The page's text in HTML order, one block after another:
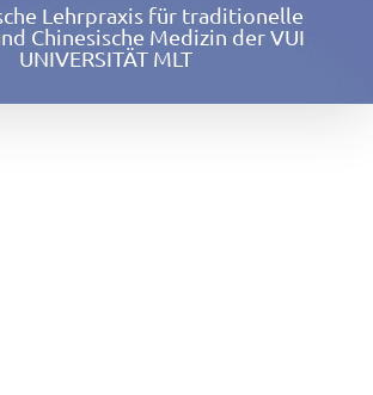
Lehrpraxis für traditionelle
Chinesische Medizin der VUI
UNIVERSITÄT MLT